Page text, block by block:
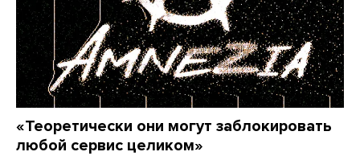
«Теоретически они могут заблокировать
любой сервис целиком»